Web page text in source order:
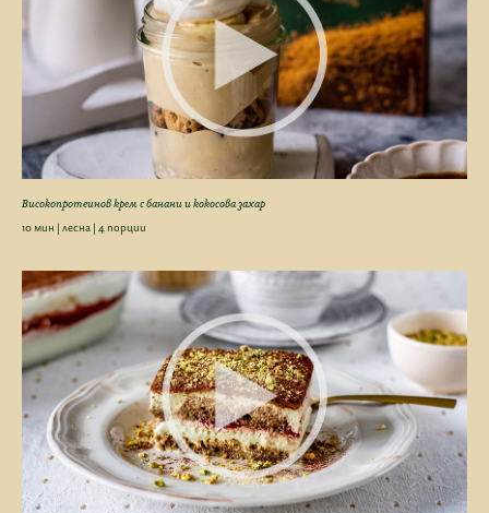
Високопротеинов крем с банани и кокосова захар
10 мин | лесна | 4 порции